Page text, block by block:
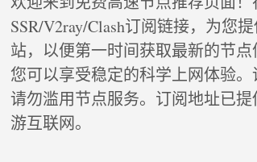
SSR/V2ray/Clash订阅链接，为您
站，以便第一时间获取最新的节
您可以享受稳定的科学上网体验。
请勿滥用节点服务。订阅地址已
游互联网。